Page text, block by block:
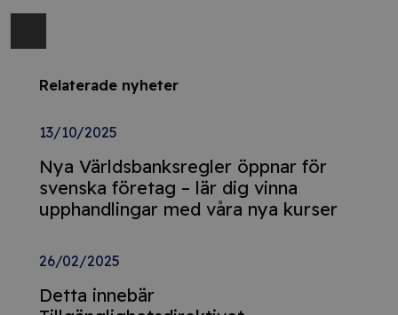
Relaterade nyheter
13/10/2025
Nya Världsbanksregler öppnar för
svenska företag – lär dig vinna
upphandlingar med våra nya kurser
26/02/2025
Detta innebär